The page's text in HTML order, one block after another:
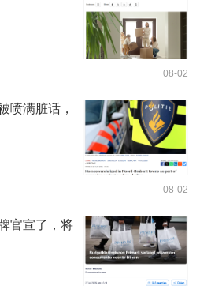
08-02
喷满脏话，
08-02
官宣了，将